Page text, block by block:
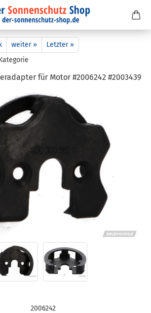
weiter »
Letzter »
für Motor #2006242 #2003439
2006242